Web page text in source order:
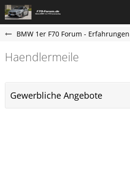
BMW 1er F70 Forum -
Haendlermeile
Gewerbliche Angebote